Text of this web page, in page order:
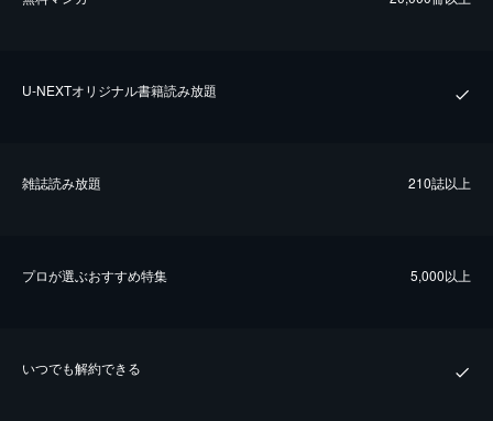
U-NEXTオリジナル書籍読み放題
雑誌読み放題 210誌以上
プロが選ぶおすすめ特集 5,000以上
いつでも解約できる